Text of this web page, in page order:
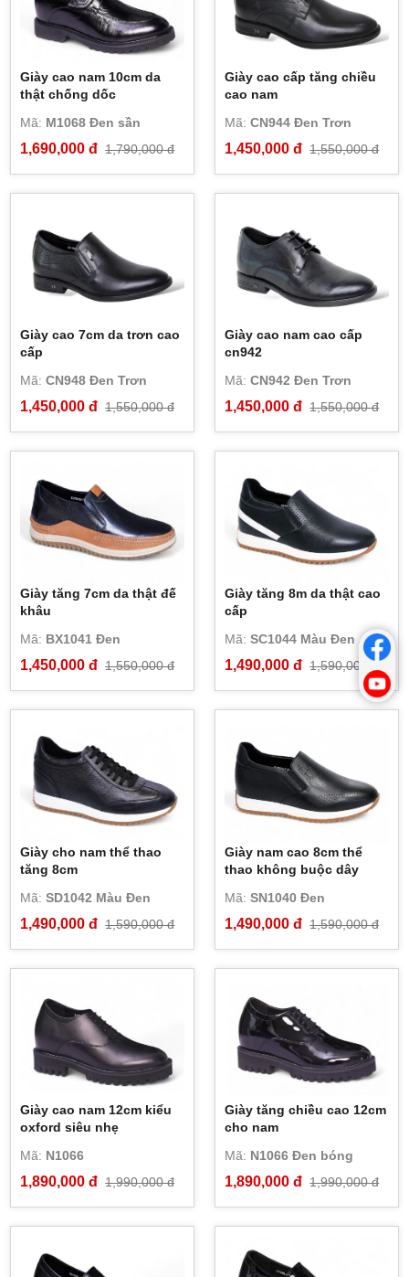
Giày cao nam 10cm da
thật chống dốc
Mã: M1068 Đen sần
1,690,000 đ 1,790,000 đ
Giày cao cấp tăng chiều
cao nam
Mã:CN944 Đen Trơn
1,450,000 đ 1,550,000 đ
Giày cao 7cm da trơn cao
cấp
Mã:CN948 Đen Trơn
1,450,000 đ 1,550,000 đ
Giày cao nam cao cấp
cn942
Mã:CN942 Đen Trơn
1,450,000 đ 1,550,000 đ
Giày tăng 7cm da thật đế
khâu
Mã: BX1041 Đen
1,450,000 đ 1,550,000 đ
Giày tăng 8m da thật cao
cấp
Mã:SC1044 Màu Đen
1,490,000 đ 1,590,000 đ
Giày cho nam thể thao
tăng 8cm
Mã:SD1042 Màu Đen
1,490,000 đ 1,590,000 đ
Giày nam cao 8cm thể
thao không buộc dây
Mã:SN1040 Đen
1,490,000 đ 1,590,000 đ
Giày cao nam 12cm kiểu
oxford siêu nhẹ
Mã: N1066
1,890,000 đ 1,990,000 đ
Giày tăng chiều cao 12cm
cho nam
Mã: N1066 Đen bóng
1,890,000 đ 1,990,000 đ